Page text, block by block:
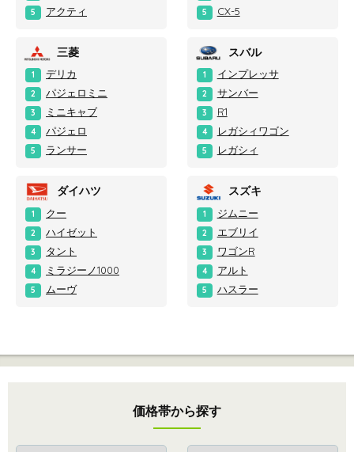
5 アクティ 5 CX-5
三菱
1 デリカ
2 パジェロミニ
3 ミニキャブ
4 パジェロ
5 ランサー
スバル
1 インプレッサ
2 サンバー
3 R1
4 レガシィワゴン
5 レガシィ
ダイハツ
1 クー
2 ハイゼット
3 タント
4 ミラジーノ1000
5 ムーヴ
スズキ
1 ジムニー
2 エブリイ
3 ワゴンR
4 アルト
5 ハスラー
価格帯から探す